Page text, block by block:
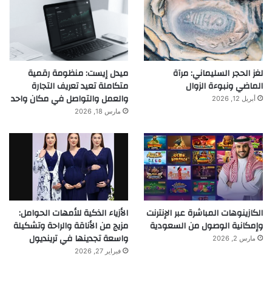
لغز الحجر السليماني: مرآة
الماضي ونبوءة الزوال
أبريل 12, 2026
ميدل إيست: منظومة رقمية
متكاملة تعيد تعريف التجارة
والعمل والتواصل في مكان واحد
مارس 18, 2026
الكازينوهات المباشرة عبر الإنترنت
وإمكانية الوصول من السعودية
مارس 2, 2026
الأزياء الذكية للأمهات الحوامل:
مزيج من الأناقة والراحة وتشكيلة
واسعة تجدينها في ترينديول
فبراير 27, 2026